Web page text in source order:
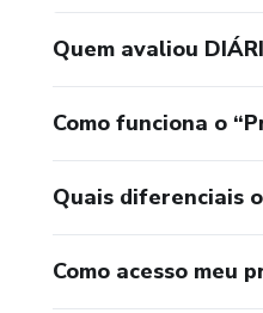
Quem avaliou
Como funciona o
Quais diferenciais
Como acesso meu